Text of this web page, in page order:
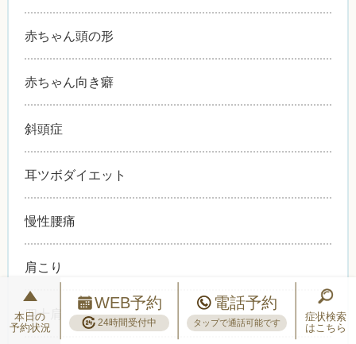
赤ちゃん頭の形
赤ちゃん向き癖
斜頭症
耳ツボダイエット
慢性腰痛
肩こり
四十肩
本日の
予約状況
WEB予約
24時間受付中
電話予約
タップで通話可能です
症状検索
はこちら